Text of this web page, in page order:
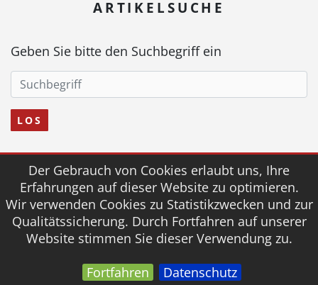
Der Gebrauch von Cookies erlaubt uns, Ihre
Erfahrungen auf dieser Website zu optimieren.
Wir verwenden Cookies zu Statistikzwecken und zur
Qualitätssicherung. Durch Fortfahren auf unserer
Website stimmen Sie dieser Verwendung zu.
Fortfahren
Datenschutz
ARTIKELSUCHE
Geben Sie bitte den Suchbegriff ein
LOS
© 2026 fairmed Medizintechnik
AGB IMPRESSUM
DOWNLOAD
DATENSCHUTZ
powered by webEdition CMS